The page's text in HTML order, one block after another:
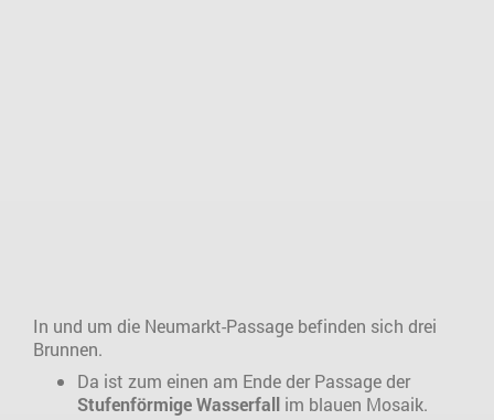
In und um die Neumarkt-Passage befinden sich drei
Brunnen.
Da ist zum einen am Ende der Passage der
Stufenförmige Wasserfall im blauen Mosaik.